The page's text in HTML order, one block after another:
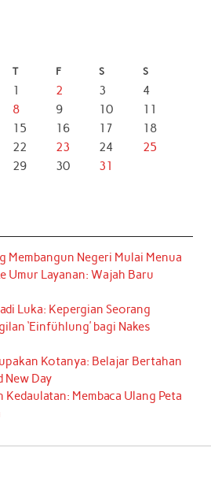
T F S S
1 2 3
4
8 9 10
11
15 16 17
18
22 23 24
25
29 30
31
Membangun Negeri Mulai Menua
Umur Layanan: Wajah Baru
Luka: Kepergian Seorang
‘Einfühlung’ bagi Nakes
Kotanya: Belajar Bertahan
New Day
Kedaulatan: Membaca Ulang Peta